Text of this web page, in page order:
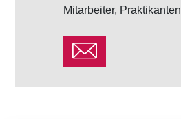
Mitarbeiter, Praktikanten